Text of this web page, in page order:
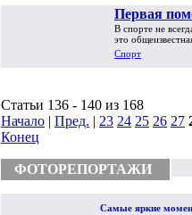
Первая
травмах
В спорте не
это
Спорт
Статьи 136 - 140 из 168
Начало | Пред. | 23 24 25 26 27
Конец
ФОТОРЕПОРТАЖИ
Самые яркие